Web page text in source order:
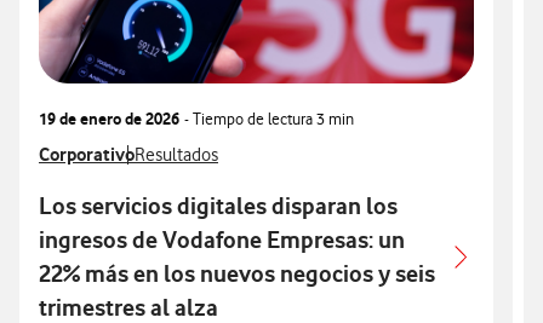
19 de enero de 2026 - Tiempo de lectura3 min
Ver más notas de prensa relacionados con
CorporativoVer más notas de prensa relacionados con
Resultados
Los servicios digitales disparan los
ingresos de Vodafone Empresas: un
22% más en los nuevos negocios y seis
trimestres al alza